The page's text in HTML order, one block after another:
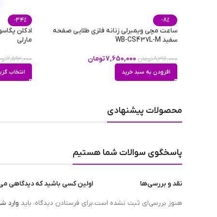
طبع رایحه
فصل
مناسب برای
حجم
-8%
ساعت مچی ویمبرلی زنانه فلزی طلایی صفحه
سفید WB-CS437L-M
8,316,000تومان 7,650,000تومان
افزودن به سبد خرید
-34%
ادکلن
مارلی
2,593,000
انتخاب
محصولات پیشنهادی
پاسخگوی سوالات شما هستیم
نقد و بررسی‌ها
هنوز بررسی‌ای ثبت نشده است.
اولین کسی باشید که دیدگاهی می نویسد “عطر
برای فرستادن دیدگاه، باید وارد